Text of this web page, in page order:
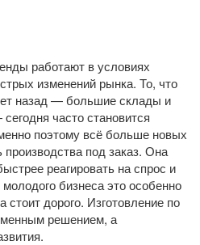
работают в условиях
изменений рынка. То, что
назад — большие склады и
часто становится
поэтому всё больше новых
под заказ. Она
реагировать на спрос и
бизнеса это особенно
дорого. Изготовление по
решением, а